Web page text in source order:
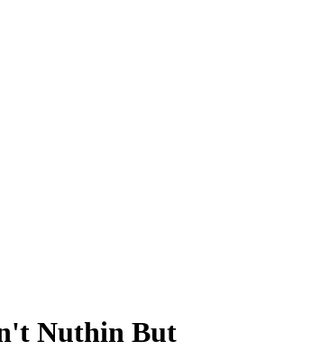
Nuthin But